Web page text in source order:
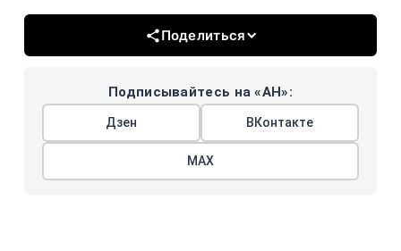
Поделиться
Подписывайтесь на «АН»:
Дзен ВКонтакте
МАХ